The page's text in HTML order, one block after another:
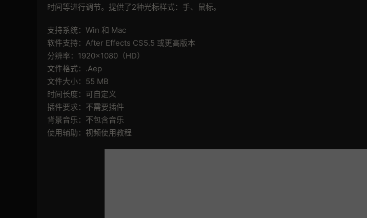
时间等进行调节。提供了2种光标样式：手、鼠标。
支持系统：Win 和 Mac
软件支持：After Effects CS5.5 或更高版本
分辨率：1920×1080（HD）
文件格式：.Aep
文件大小：55 MB
时间长度：可自定义
插件要求：不需要插件
背景音乐：不包含音乐
使用辅助：视频使用教程